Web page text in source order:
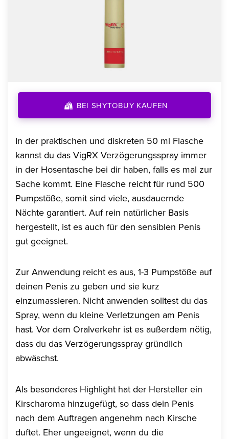
BEI SHYTOBUY KAUFEN
In der praktischen und diskreten 50 ml Flasche
kannst du das VigRX Verzögerungsspray immer
in der Hosentasche bei dir haben, falls es mal zur
Sache kommt. Eine Flasche reicht für rund 500
Pumpstöße, somit sind viele, ausdauernde
Nächte garantiert. Auf rein natürlicher Basis
hergestellt, ist es auch für den sensiblen Penis
gut geeignet.
Zur Anwendung reicht es aus, 1-3 Pumpstöße auf
deinen Penis zu geben und sie kurz
einzumassieren. Nicht anwenden solltest du das
Spray, wenn du kleine Verletzungen am Penis
hast. Vor dem Oralverkehr ist es außerdem nötig,
dass du das Verzögerungsspray gründlich
abwäschst.
Als besonderes Highlight hat der Hersteller ein
Kirscharoma hinzugefügt, so dass dein Penis
nach dem Auftragen angenehm nach Kirsche
duftet. Eher ungeeignet, wenn du die